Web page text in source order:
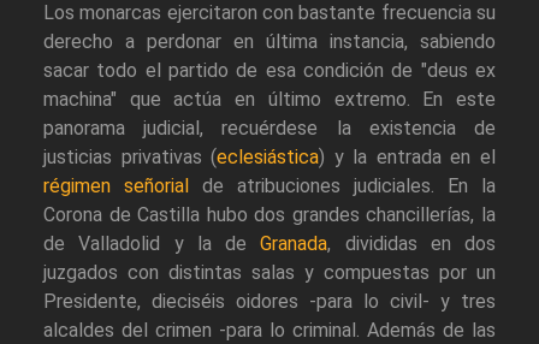
Los monarcas ejercitaron con bastante frecuencia su
derecho a perdonar en última instancia, sabiendo
sacar todo el partido de esa condición de "deus ex
machina" que actúa en último extremo. En este
panorama judicial, recuérdese la existencia de
justicias privativas (eclesiástica) y la entrada en el
régimen señorial
de atribuciones judiciales. En la
Corona de Castilla hubo dos grandes chancillerías, la
de Valladolid y la deGranada, divididas en dos
juzgados con distintas salas y compuestas por un
Presidente, dieciséis oidores -para lo civil- y tres
alcaldes del crimen -para lo criminal. Además de las